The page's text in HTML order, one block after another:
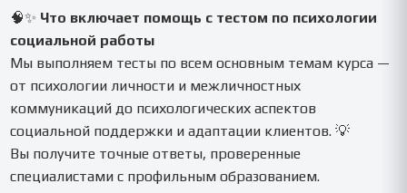
🧠✨ Что включает помощь с тестом по психологии
социальной работы
Мы выполняем тесты по всем основным темам курса —
от психологии личности и межличностных
коммуникаций до психологических аспектов
социальной поддержки и адаптации клиентов. 💡
Вы получите точные ответы, проверенные
специалистами с профильным образованием.